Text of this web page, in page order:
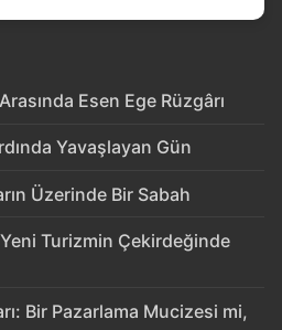
Esen Ege Rüzgârı
Yavaşlayan Gün
Üzerinde Bir Sabah
Turizmin Çekirdeğinde
Bir Pazarlama Mucizesi mi,